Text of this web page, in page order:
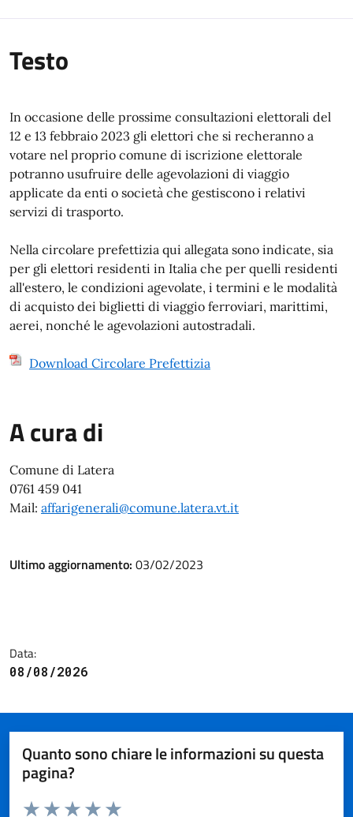
Testo
In occasione delle prossime consultazioni elettorali del
12 e 13 febbraio 2023 gli elettori che si recheranno a
votare nel proprio comune di iscrizione elettorale
potranno usufruire delle agevolazioni di viaggio
applicate da enti o società che gestiscono i relativi
servizi di trasporto.
Nella circolare prefettizia qui allegata sono indicate, sia
per gli elettori residenti in Italia che per quelli residenti
all'estero, le condizioni agevolate, i termini e le modalità
di acquisto dei biglietti di viaggio ferroviari, marittimi,
aerei, nonché le agevolazioni autostradali.
Download Circolare Prefettizia
A cura di
Comune di Latera
0761 459 041
Mail: affarigenerali@comune.latera.vt.it
Ultimo aggiornamento: 03/02/2023
Data:
08/08/2026
Quanto sono chiare le informazioni su questa
pagina?
Valuta da 1 a 5 stelle la pagina
Valuta 4 stelle su 5
Valuta 3 stelle su 5
Valuta 2 stelle su 5
Valuta 1 stelle su 5